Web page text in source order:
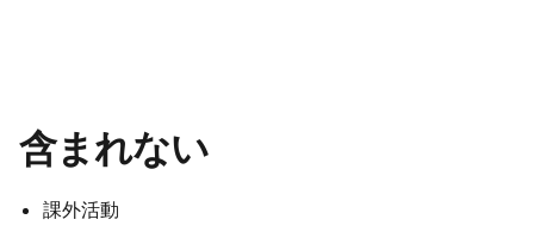
含まれない
課外活動